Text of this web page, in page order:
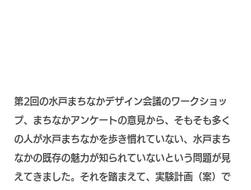
第2回の水戸まちなかデザイン会議のワークショッ
プ、まちなかアンケートの意見から、そもそも多く
の人が水戸まちなかを歩き慣れていない、水戸まち
なかの既存の魅力が知られていないという問題が見
えてきました。それを踏まえて、実験計画（案）で